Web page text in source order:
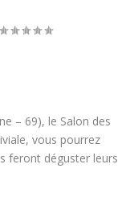
– 69), le Salon des
vous pourrez
feront déguster leurs